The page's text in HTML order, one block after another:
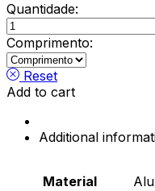
Quantidade:
Asa
Trim
/
Latão
Escovado
Comprimento:
Reset
Add to cart
Additional
Material